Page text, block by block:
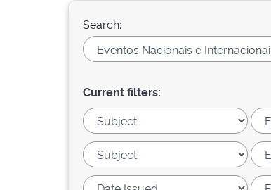
Search:
Current filters: